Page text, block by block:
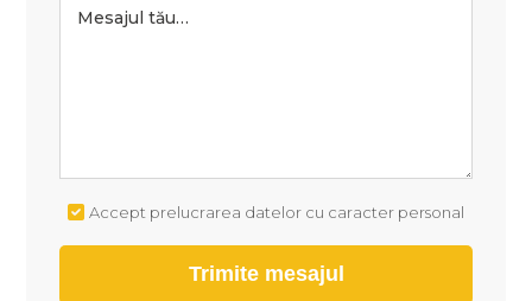
Accept prelucrarea datelor cu caracter personal